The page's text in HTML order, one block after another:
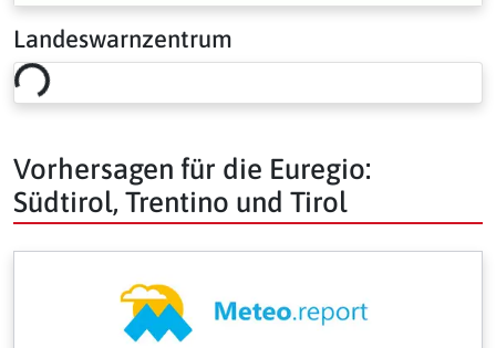
Landeswarnzentrum
Loading risk overview…
Vorhersagen für die Euregio:
Südtirol, Trentino und Tirol